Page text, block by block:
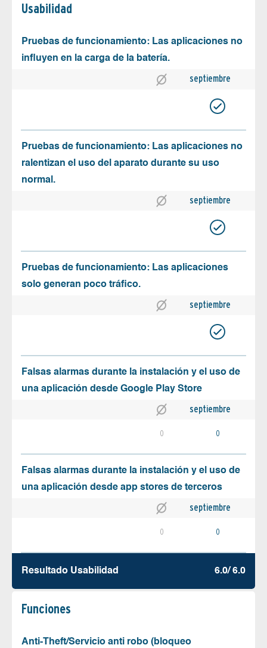
Usabilidad
Pruebas de funcionamiento: Las aplicaciones no
influyen en la carga de la batería.
septiembre
Pruebas de funcionamiento: Las aplicaciones no
ralentizan el uso del aparato durante su uso
normal.
septiembre
Pruebas de funcionamiento: Las aplicaciones
solo generan poco tráfico.
septiembre
Falsas alarmas durante la instalación y el uso de
una aplicación desde Google Play Store
septiembre
0 0
Falsas alarmas durante la instalación y el uso de
una aplicación desde app stores de terceros
septiembre
0 0
Resultado Usabilidad 6.0/ 6.0
Funciones
Anti-Theft/Servicio anti robo (bloqueo